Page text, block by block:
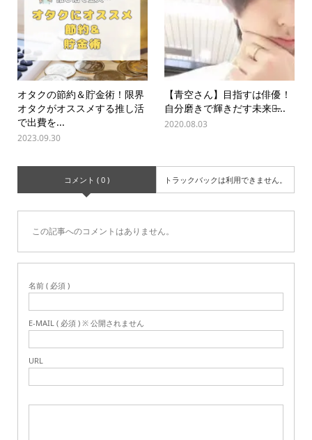
オタクの節約＆貯金術！限界
オタクがオススメする推し活
で出費を...
2023.09.30
【青空さん】目指すは俳優！
自分磨きで輝きだす未来！̶...
2020.08.03
コメント ( 0 ) トラックバックは利用できません。
この記事へのコメントはありません。
名前 ( 必須 )
E-MAIL ( 必須 ) ※ 公開されません
URL